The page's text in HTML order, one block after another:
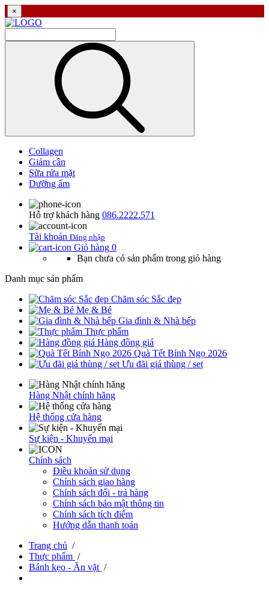
×
Collagen
Giảm cân
Sữa rửa mặt
Dưỡng ẩm
Hỗ trợ khách hàng 086.2222.571
Tài khoản Đăng nhập
Giỏ hàng 0
Bạn chưa có sản phẩm trong giỏ hàng
Danh mục sản phẩm
Chăm sóc Sắc đẹp
Mẹ & Bé
Gia đình & Nhà bếp
Thực phẩm
Hàng đồng giá
Quà Tết Bính Ngọ 2026
Ưu đãi giá thùng / set
Hàng Nhật chính hãng
Hệ thống cửa hàng
Sự kiện - Khuyến mại
Chính sách
Điều khoản sử dụng
Chính sách giao hàng
Chính sách đổi - trả hàng
Chính sách bảo mật thông tin
Chính sách tích điểm
Hướng dẫn thanh toán
Trang chủ /
Thực phẩm /
Bánh kẹo - Ăn vặt /